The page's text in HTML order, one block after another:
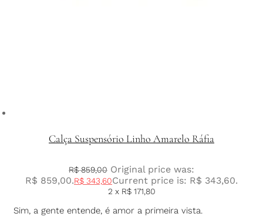
Calça Suspensório Linho Amarelo Ráfia
R$859,00 Original price was:
R$ 859,00.R$ 343,60Current price is: R$ 343,60.
2 x R$171,80
Sim, a gente entende, é amor a primeira vista.